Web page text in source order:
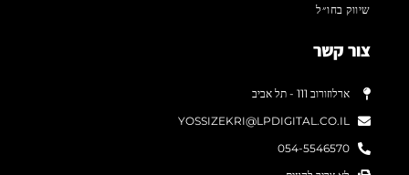
שיווק בחו״ל
צור קשר
ארלוזורוב 111 - תל אביב
YOSSIZEKRI@LPDIGITAL.CO.IL
054-5546570